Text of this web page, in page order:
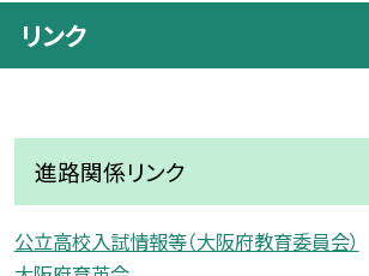
リンク
進路関係リンク
公立高校入試情報等（大阪府教育委員会）